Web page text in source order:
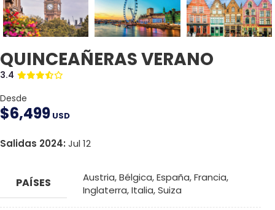
QUINCEAÑERAS VERANO
3.4
Desde
$6,499 USD
Salidas 2024: Jul 12
PAÍSES Austria,Bélgica,España,Francia,
Inglaterra,Italia,Suiza